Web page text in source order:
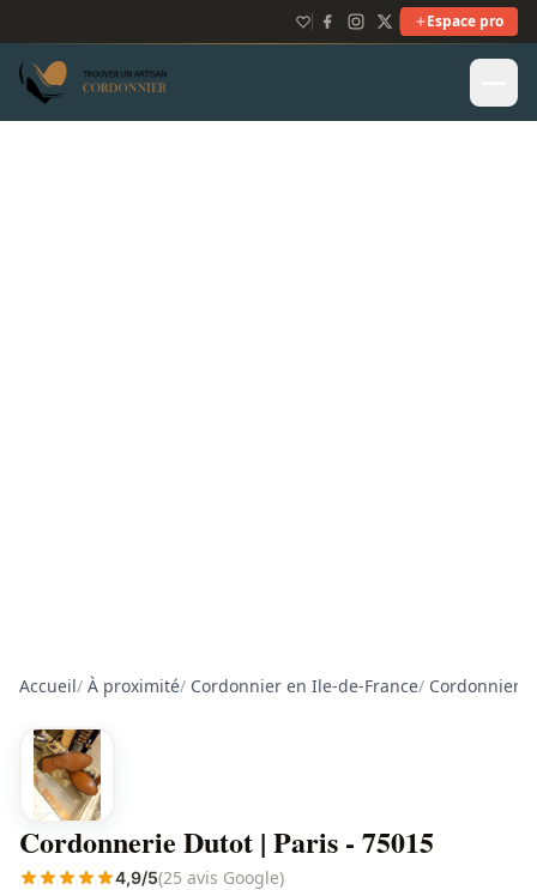
Espace pro
Accueil/ À proximité/ Cordonnier en Ile-de-France/ Cordonnier
Cordonnerie Dutot | Paris - 75015
4,9/5(25 avis Google)